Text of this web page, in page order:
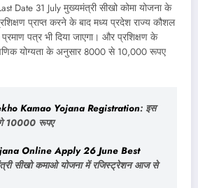
Date 31 July मुख्यमंत्री सीखो कोमा योजना के
प्राप्त करने के बाद मध्य प्रदेश राज्य कौशल
प्रमाण पत्र भी दिया जाएगा। और प्रशिक्षण के
योग्यता के अनुसार 8000 से 10,000 रूपए
Kamao Yojana Registration: इस
10000 रूपए
Online Apply 26 June Best
सीखो कमाओ योजना में रजिस्ट्रेशन आज से